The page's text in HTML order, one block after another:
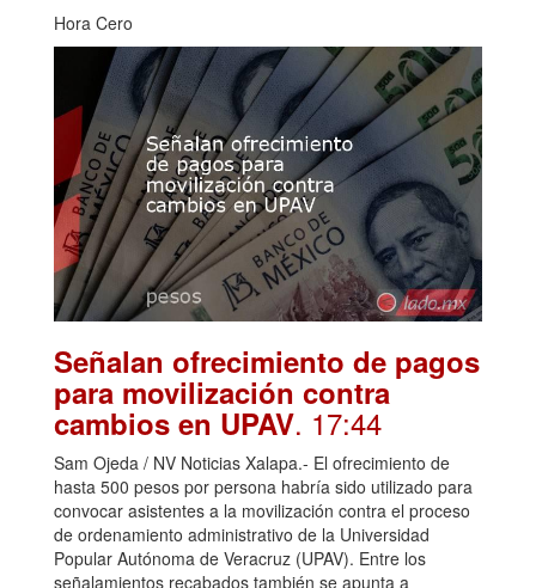
Hora Cero
Señalan ofrecimiento de pagos
para movilización contra
cambios en UPAV. 17:44
Sam Ojeda / NV Noticias Xalapa.- El ofrecimiento de
hasta 500 pesos por persona habría sido utilizado para
convocar asistentes a la movilización contra el proceso
de ordenamiento administrativo de la Universidad
Popular Autónoma de Veracruz (UPAV). Entre los
señalamientos recabados también se apunta a